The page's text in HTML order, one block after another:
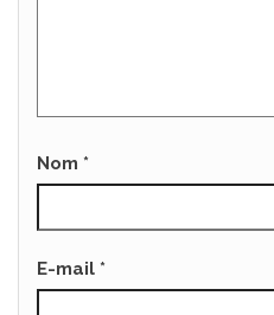
Nom *
E-mail *